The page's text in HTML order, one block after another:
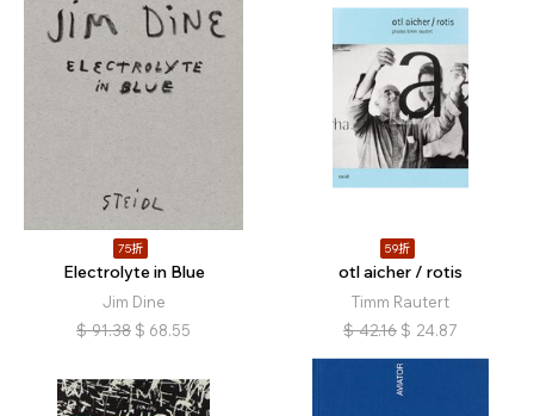
75折
Electrolyte in Blue
Jim Dine
$ 91.38 $ 68.55
59折
otl aicher / rotis
Timm Rautert
$ 42.16 $ 24.87